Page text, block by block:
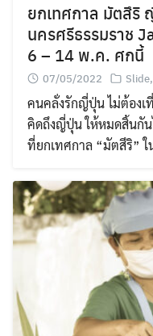
ยกเทศกาล มัตสึริ
นครศรีธรรมราช
6 – 14 พ.ค. ศกนี้
07/05/2022 Slide,
คนคลั่งรักญี่ปุ่น ไม่ต้อง
คิดถึงญี่ปุ่น ให้หมดสิ้นกัน
ที่ยกเทศกาล “มัตสึริ”